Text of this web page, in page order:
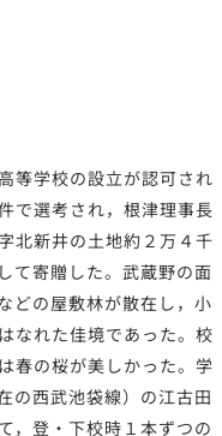
等学校の設立が認可され
で選考され，根津理事長
北新井の土地約２万４千
て寄贈した。武蔵野の面
どの屋敷林が散在し，小
なれた佳境であった。校
春の桜が美しかった。学
の西武池袋線）の江古田
，登・下校時１本ずつの